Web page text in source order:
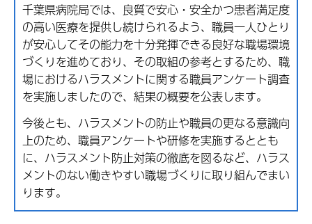
千葉県病院局では、良質で安心・安全かつ患者満足度
の高い医療を提供し続けられるよう、職員一人ひとり
が安心してその能力を十分発揮できる良好な職場環境
づくりを進めており、その取組の参考とするため、職
場におけるハラスメントに関する職員アンケート調査
を実施しましたので、結果の概要を公表します。
今後とも、ハラスメントの防止や職員の更なる意識向
上のため、職員アンケートや研修を実施するととも
に、ハラスメント防止対策の徹底を図るなど、ハラス
メントのない働きやすい職場づくりに取り組んでまい
ります。